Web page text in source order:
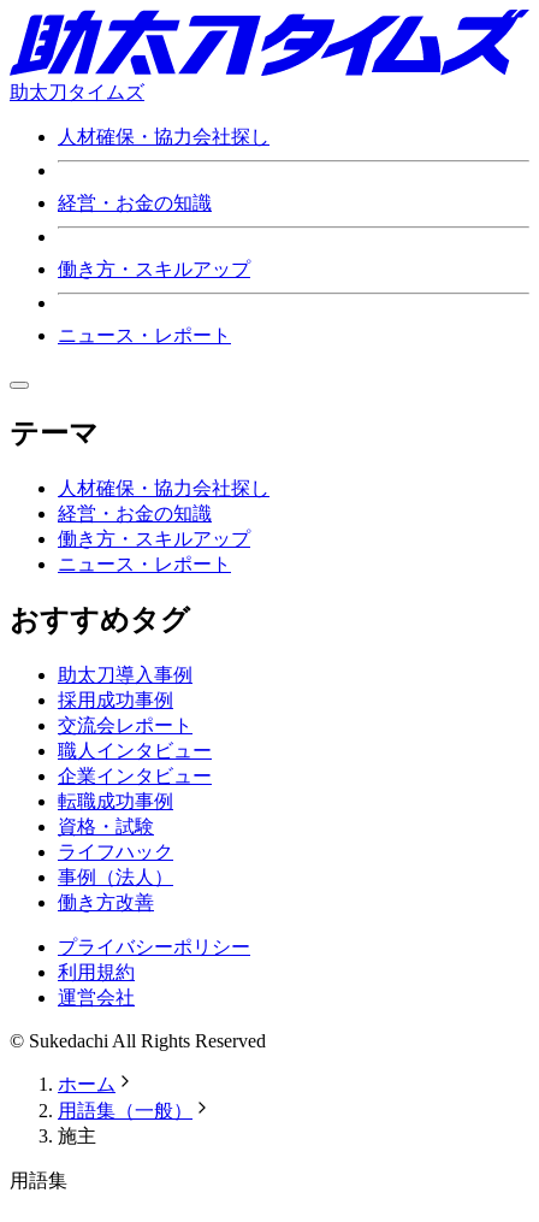
助太刀タイムズ
人材確保・協力会社探し
経営・お金の知識
働き方・スキルアップ
ニュース・レポート
テーマ
人材確保・協力会社探し
経営・お金の知識
働き方・スキルアップ
ニュース・レポート
おすすめタグ
助太刀導入事例
採用成功事例
交流会レポート
職人インタビュー
企業インタビュー
転職成功事例
資格・試験
ライフハック
事例（法人）
働き方改善
プライバシーポリシー
利用規約
運営会社
© Sukedachi All Rights Reserved
ホーム
用語集（一般）
施主
用語集